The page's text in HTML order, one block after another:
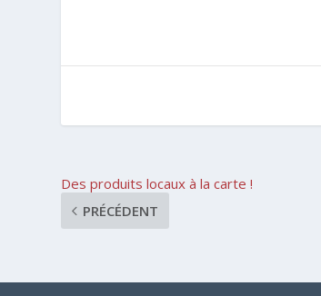
Des produits locaux à la carte !
PRÉCÉDENT